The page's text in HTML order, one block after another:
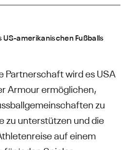
amerikanischen Fußballs
Partnerschaft wird es USA
Armour ermöglichen,
zu
zu unterstützen und die
auf einem